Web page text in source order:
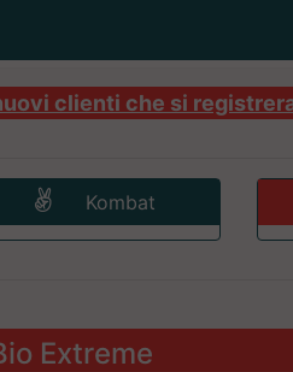
clienti che si
Kombat
Extreme